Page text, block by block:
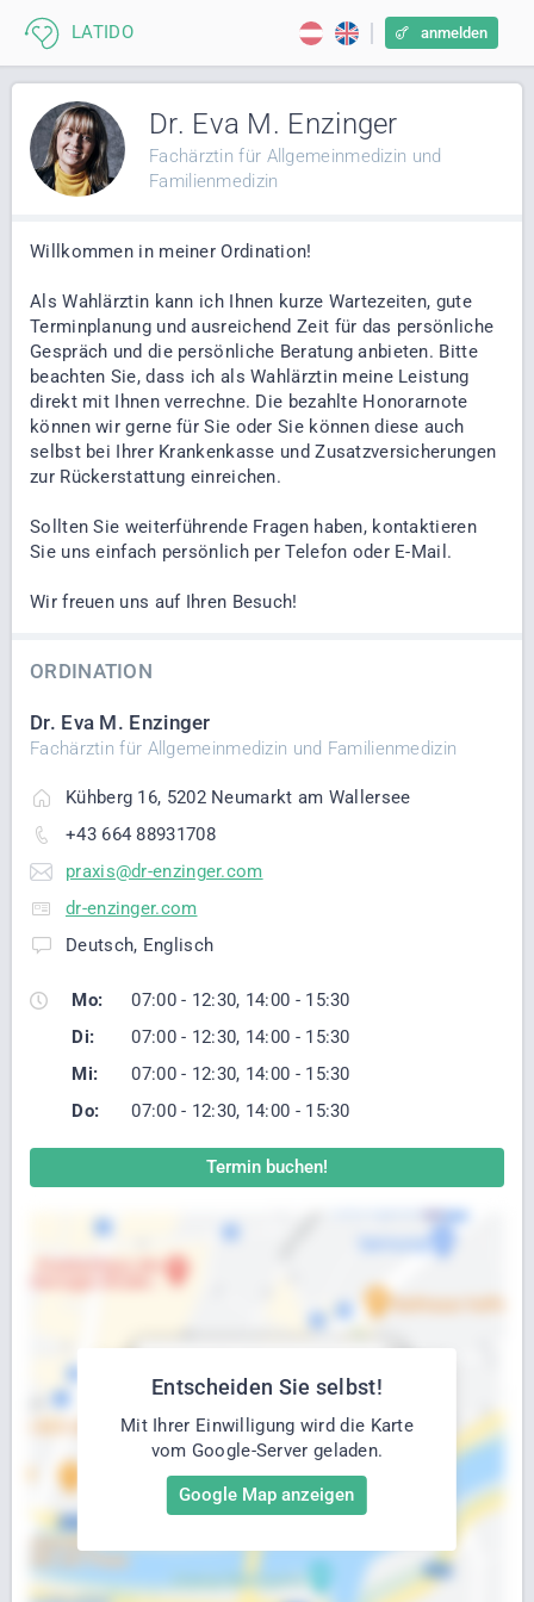
anmelden
Dr. Eva M. Enzinger
Fachärztin für Allgemeinmedizin und
Familienmedizin
Willkommen in meiner Ordination!
Als Wahlärztin kann ich Ihnen kurze Wartezeiten, gute
Terminplanung und ausreichend Zeit für das persönliche
Gespräch und die persönliche Beratung anbieten. Bitte
beachten Sie, dass ich als Wahlärztin meine Leistung
direkt mit Ihnen verrechne. Die bezahlte Honorarnote
können wir gerne für Sie oder Sie können diese auch
selbst bei Ihrer Krankenkasse und Zusatzversicherungen
zur Rückerstattung einreichen.
Sollten Sie weiterführende Fragen haben, kontaktieren
Sie uns einfach persönlich per Telefon oder E-Mail.
Wir freuen uns auf Ihren Besuch!
ORDINATION
Dr. Eva M. Enzinger
Fachärztin für Allgemeinmedizin und Familienmedizin
Kühberg 16, 5202 Neumarkt am Wallersee
+43 664 88931708
praxis@dr-enzinger.com
dr-enzinger.com
Deutsch, Englisch
Mo:
07:00 - 12:30, 14:00 - 15:30
Di:
07:00 - 12:30, 14:00 - 15:30
Mi:
07:00 - 12:30, 14:00 - 15:30
Do:
07:00 - 12:30, 14:00 - 15:30
Termin buchen!
Entscheiden Sie selbst!
Mit Ihrer Einwilligung wird die Karte
vom Google-Server geladen.
Google Map anzeigen